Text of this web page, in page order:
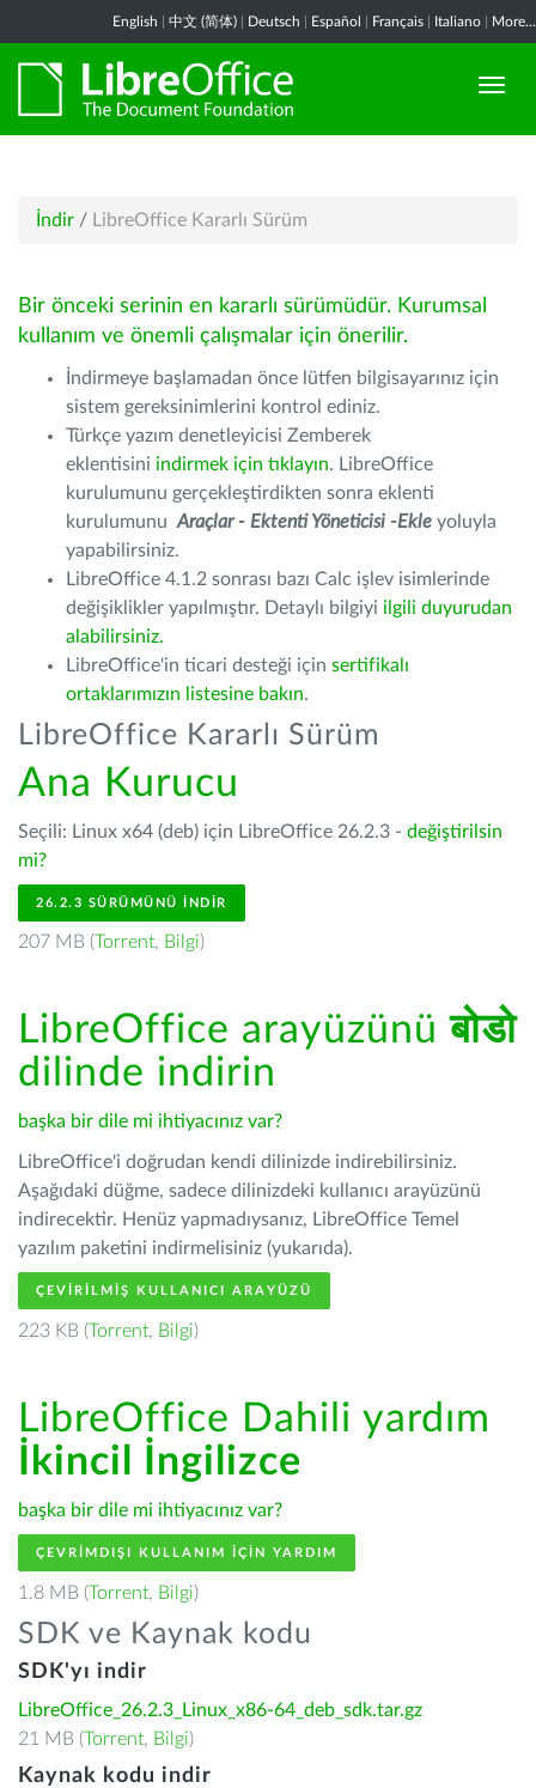
English 中文 (简体) Deutsch Español Français Italiano More...
İndir / LibreOffice Kararlı Sürüm
Bir önceki serinin en kararlı sürümüdür. Kurumsal
kullanım ve önemli çalışmalar için önerilir.
İndirmeye başlamadan önce lütfen bilgisayarınız için
sistem gereksinimlerini kontrol ediniz.
Türkçe yazım denetleyicisi Zemberek
eklentisini indirmek için tıklayın. LibreOffice
kurulumunu gerçekleştirdikten sonra eklenti
kurulumunu Araçlar - Ektenti Yöneticisi -Ekle yoluyla
yapabilirsiniz.
LibreOffice 4.1.2 sonrası bazı Calc işlev isimlerinde
değişiklikler yapılmıştır. Detaylı bilgiyi ilgili duyurudan
alabilirsiniz.
LibreOffice'in ticari desteği için sertifikalı
ortaklarımızın listesine bakın.
LibreOffice Kararlı Sürüm
Ana Kurucu
Seçili: Linux x64 (deb) için LibreOffice 26.2.3 - değiştirilsin
mi?
26.2.3 SÜRÜMÜNÜ İNDIR
207 MB (Torrent, Bilgi)
LibreOffice arayüzünüबोडो
dilinde indirin
başka bir dile mi ihtiyacınız var?
LibreOffice'i doğrudan kendi dilinizde indirebilirsiniz.
Aşağıdaki düğme, sadece dilinizdeki kullanıcı arayüzünü
indirecektir. Henüz yapmadıysanız, LibreOffice Temel
yazılım paketini indirmelisiniz (yukarıda).
ÇEVIRILMIŞ KULLANICI ARAYÜZÜ
223 KB (Torrent, Bilgi)
LibreOffice Dahili yardım
İkincil İngilizce
başka bir dile mi ihtiyacınız var?
ÇEVRIMDIŞI KULLANIM IÇIN YARDIM
1.8 MB (Torrent, Bilgi)
SDK ve Kaynak kodu
SDK'yı indir
LibreOffice_26.2.3_Linux_x86-64_deb_sdk.tar.gz
21 MB (Torrent, Bilgi)
Kaynak kodu indir